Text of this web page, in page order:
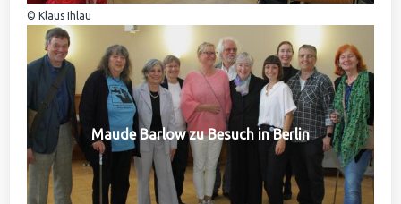
© Klaus Ihlau
Maude Barlow zu Besuch in Berlin